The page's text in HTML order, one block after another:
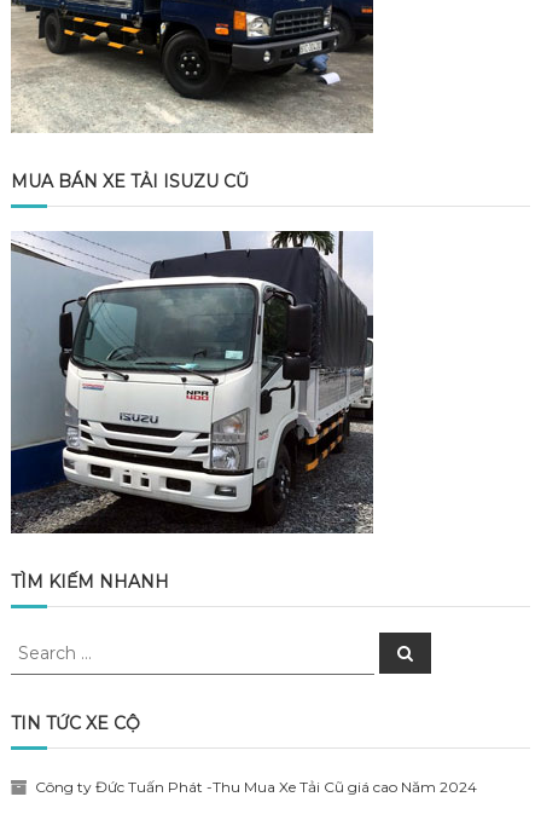
MUA BÁN XE TẢI ISUZU CŨ
TÌM KIẾM NHANH
Search
Search
TIN TỨC XE CỘ
Công ty Đức Tuấn Phát -Thu Mua Xe Tải Cũ giá cao Năm 2024